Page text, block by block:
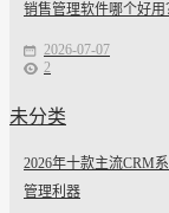
销售管理软件哪个好
2026-07-07
2
未分类
2026年十款主流CRM
管理利器